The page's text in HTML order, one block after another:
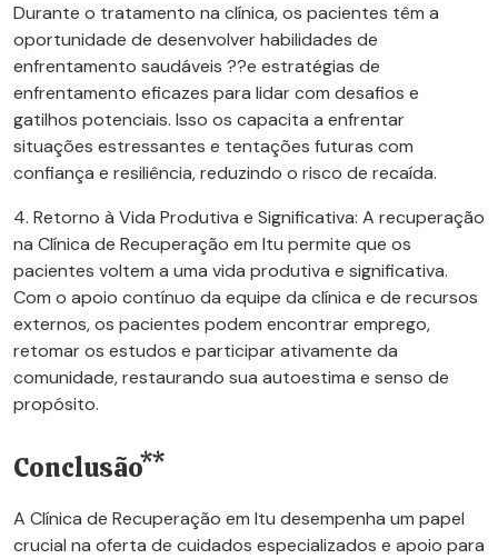
Durante o tratamento na clínica, os pacientes têm a
oportunidade de desenvolver habilidades de
enfrentamento saudáveis ??e estratégias de
enfrentamento eficazes para lidar com desafios e
gatilhos potenciais. Isso os capacita a enfrentar
situações estressantes e tentações futuras com
confiança e resiliência, reduzindo o risco de recaída.
4. Retorno à Vida Produtiva e Significativa: A recuperação
na Clínica de Recuperação em Itu permite que os
pacientes voltem a uma vida produtiva e significativa.
Com o apoio contínuo da equipe da clínica e de recursos
externos, os pacientes podem encontrar emprego,
retomar os estudos e participar ativamente da
comunidade, restaurando sua autoestima e senso de
propósito.
Conclusão**
A Clínica de Recuperação em Itu desempenha um papel
crucial na oferta de cuidados especializados e apoio para